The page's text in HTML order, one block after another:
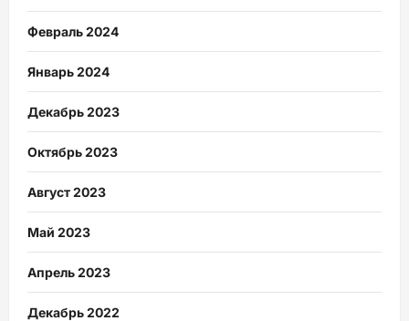
Февраль 2024
Январь 2024
Декабрь 2023
Октябрь 2023
Август 2023
Май 2023
Апрель 2023
Декабрь 2022